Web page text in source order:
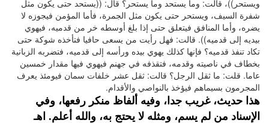
ويستحر))، قالت: وما يستحد وما يستحر؟ قال: ((يستحد حتى يكون مثل
شفرة السيف، ويستحر حتى يكون مثل الجمرة، فأما المؤمن فيجوزه لا
يضره، وأما المنافق فيتعلق حتى إذا بلغ أوسطه خر من قدميه، فيهوي
بيديه إلى قدميه)). قالت: فهل رأيت من يسعى حافيا فتأخذه شوكة حتى
تكاد تنفذ قدميه؟ فإنها كذلك يهوي بيده ورأسه إلى قدميه، فتضربه الزبانية
بخطاف في ناصيته وقدمه، فتقذفه في جهنم فيهوي فيها مقدار خمسين
عاما. قلت: ما ثقل الرجل؟ قالت: ثقل عشر خلفات سمان فيومئذ يعرف
المجرمون بسيماهم فيؤخذ بالنواصي والأقدام.
هذا حديث، غريب جدا، وفيه ألفاظ منكر رفعها، وفي
الإسناد من لم يسم، ومثله لا يحتج به، والله أعلم. اهـ